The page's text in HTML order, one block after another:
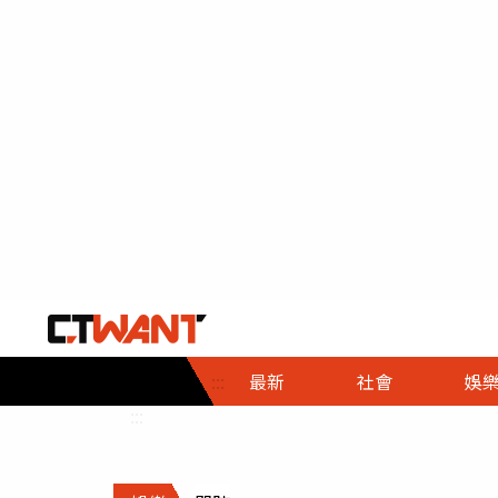
::: 最新 社會
社會首頁
時事
調查
娛樂
娛樂首頁
即時
財經首頁
熱線
政